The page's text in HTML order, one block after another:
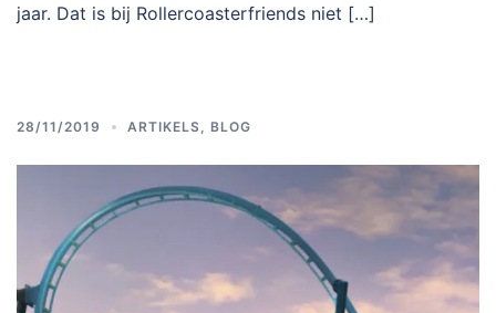
jaar. Dat is bij Rollercoasterfriends niet […]
28/11/2019 ARTIKELS BLOG